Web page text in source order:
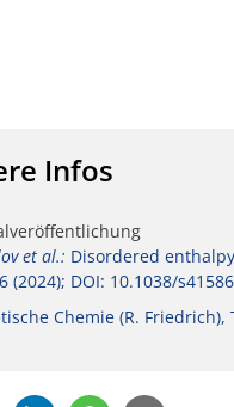
Infos
et al.: Disordered
(2024); DOI: 10.1038/
Chemie (R.